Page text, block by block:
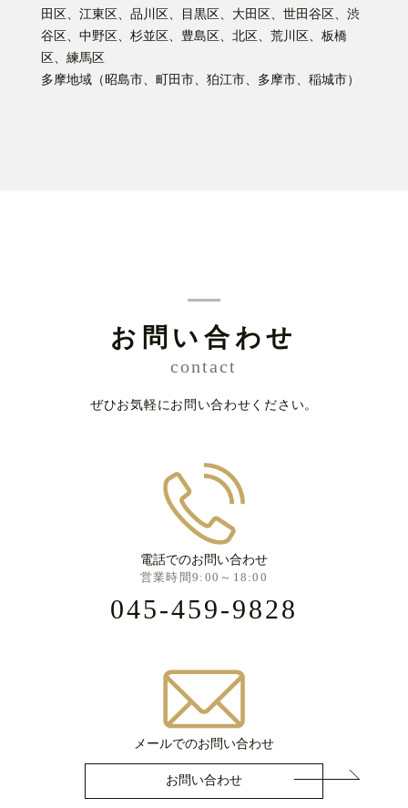
田区、江東区、品川区、目黒区、大田区、世田谷区、渋
谷区、中野区、杉並区、豊島区、北区、荒川区、板橋
区、練馬区
多摩地域（昭島市、町田市、狛江市、多摩市、稲城市）
お問い合わせ
contact
ぜひお気軽にお問い合わせください。
電話でのお問い合わせ
営業時間9:00～18:00
045-459-9828
メールでのお問い合わせ
お問い合わせ